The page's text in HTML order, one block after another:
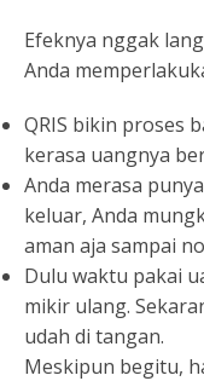
Efeknya nggak
Anda
QRIS bikin proses
kerasa uangnya
Anda merasa
keluar, Anda
aman aja sampai
Dulu waktu pakai
mikir ulang.
udah di tangan.
Meskipun begitu,